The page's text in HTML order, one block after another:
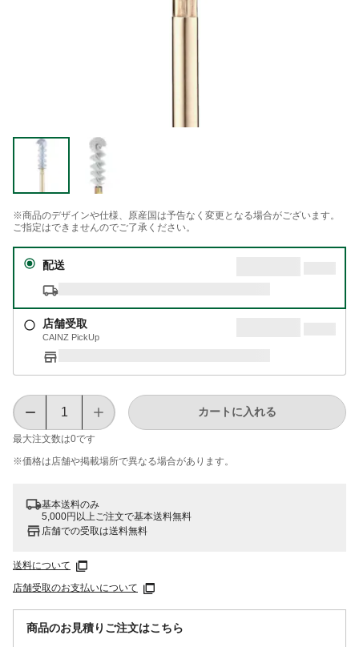
※商品のデザインや仕様、原産国は予告なく変更となる場合がございます。
ご指定はできませんのでご了承ください。
配送
店舗受取
CAINZ PickUp
最大注文数は0です
カートに入れる
※価格は​店舗や​掲載場所で​異なる​場合が​あります。
基本送料のみ
5,000円以上ご注文で基本送料無料
店舗での受取は送料無料
送料について
店舗受取のお支払いについて
商品のお見積りご注文はこちら